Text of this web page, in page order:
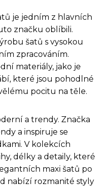
je jedním z hlavních
značku oblíbili.
šatů s vysokou
zpracováním.
materiály, jako je
které jsou pohodlné
pocitu na těle.
a trendy. Značka
a inspiruje se
V kolekcích
délky a detaily, které
maxi šatů po
nabízí rozmanité styly